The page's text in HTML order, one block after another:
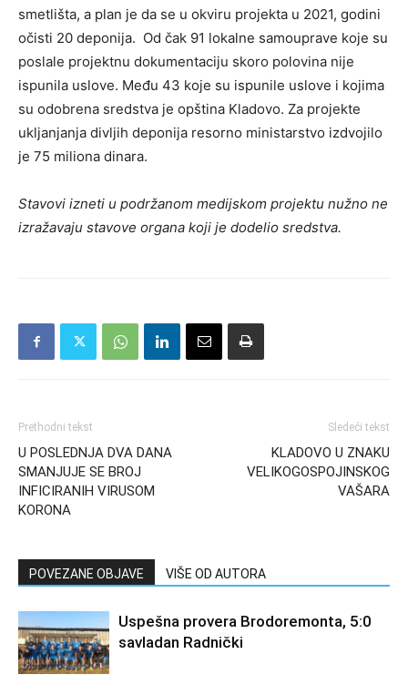
smetlišta, a plan je da se u okviru projekta u 2021, godini
očisti 20 deponija. Od čak 91 lokalne samouprave koje su
poslale projektnu dokumentaciju skoro polovina nije
ispunila uslove. Među 43 koje su ispunile uslove i kojima
su odobrena sredstva je opština Kladovo. Za projekte
ukljanjanja divljih deponija resorno ministarstvo izdvojilo
je 75 miliona dinara.
Stavovi izneti u podržanom medijskom projektu nužno ne
izražavaju stavove organa koji je dodelio sredstva.
Prethodni tekst
U POSLEDNJA DVA DANA
SMANJUJE SE BROJ
INFICIRANIH VIRUSOM
KORONA
Sledeći tekst
KLADOVO U ZNAKU
VELIKOGOSPOJINSKOG
VAŠARA
POVEZANE OBJAVE VIŠE OD AUTORA
Uspešna provera Brodoremonta, 5:0
savladan Radnički